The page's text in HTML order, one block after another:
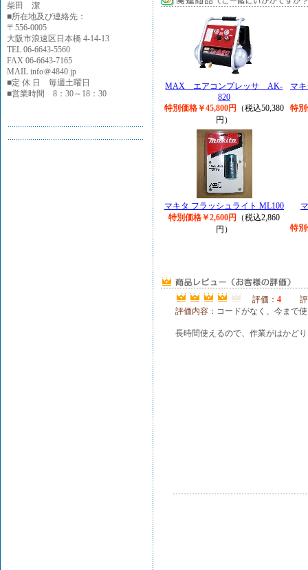
柴田 潔
■所在地及び連絡先：
〒556-0005
大阪市浪速区日本橋 4-14-13
TEL 06-6643-5560
FAX 06-6643-7165
MAIL info＠4840.jp
■定 休 日 毎週土曜日
■営業時間 8：30～18：30
MAX エアコンプレッサ AK-
820
特別価格￥45,800円
（税込50,380
円）
マ
特別
マキタ フラッシュライト ML100
特別価格￥2,600円
（税込2,860
円）
特別
評価： 4
評価内容： コードがなく、今まで
長時間使えるので、作業がはかど